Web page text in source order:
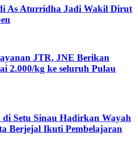
As Aturridha Jadi Wakil Dirut
JTR, JNE Berikan
2.000/kg ke seluruh Pulau
di Setu Sinau Hadirkan Wayah
Berjejal Ikuti Pembelajaran